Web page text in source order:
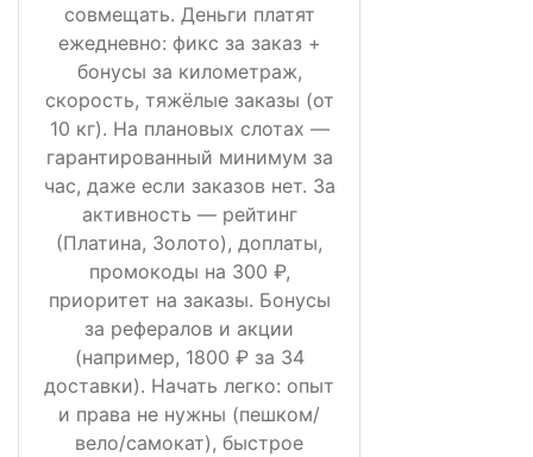
совмещать. Деньги платят
ежедневно: фикс за заказ +
бонусы за километраж,
скорость, тяжёлые заказы (от
10 кг). На плановых слотах —
гарантированный минимум за
час, даже если заказов нет. За
активность — рейтинг
(Платина, Золото), доплаты,
промокоды на 300 ₽,
приоритет на заказы. Бонусы
за рефералов и акции
(например, 1800 ₽ за 34
доставки). Начать легко: опыт
и права не нужны (пешком/
вело/самокат), быстрое